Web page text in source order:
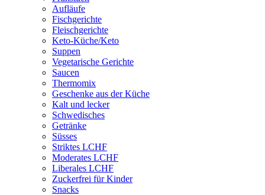
Aufläufe
Fischgerichte
Fleischgerichte
Keto-Küche/Keto
Suppen
Vegetarische Gerichte
Saucen
Thermomix
Geschenke aus der Küche
Kalt und lecker
Schwedisches
Getränke
Süsses
Striktes LCHF
Moderates LCHF
Liberales LCHF
Zuckerfrei für Kinder
Snacks